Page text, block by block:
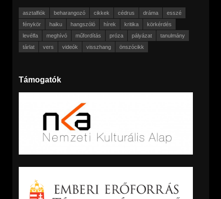
asztalfiók beharangozó cikkek cédrus dráma
esszé
fénykör
haiku hangszóló hírek kritika
körkérdés
levélfa
meghívó műfordítás próza pályázat
tanulmány
tárlat
vers videók visszhang önszócikk
Támogatók